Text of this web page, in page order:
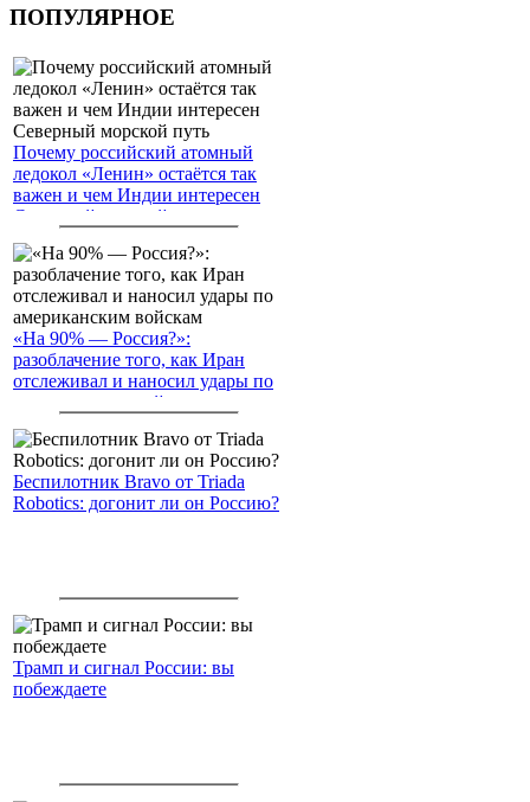
ПОПУЛЯРНОЕ
Почему российский атомный
ледокол «Ленин» остаётся так
важен и чем Индии интересен
Северный морской путь
«На 90% — Россия?»:
разоблачение того, как Иран
отслеживал и наносил удары по
американским войскам
Беспилотник Bravo от Triada
Robotics: догонит ли он Россию?
Трамп и сигнал России: вы
побеждаете